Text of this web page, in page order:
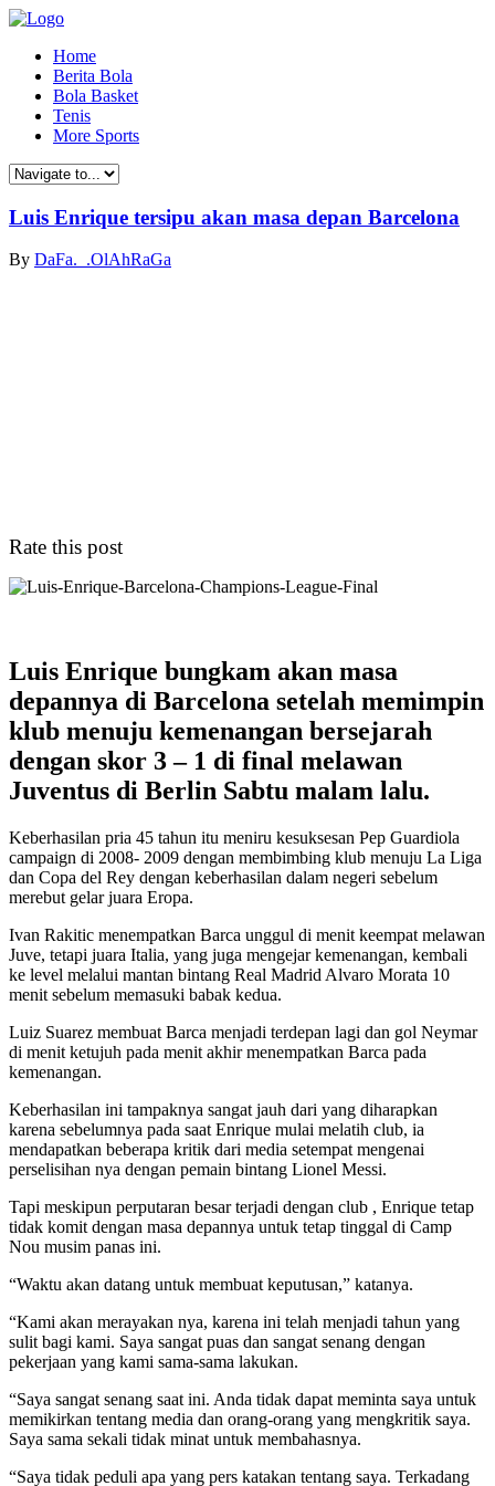
Home
Berita Bola
Bola Basket
Tenis
More Sports
Luis Enrique tersipu akan masa depan Barcelona
By DaFa._.OlAhRaGa
Rate this post
Luis Enrique bungkam akan masa
depannya di Barcelona setelah memimpin
klub menuju kemenangan bersejarah
dengan skor 3 – 1 di final melawan
Juventus di Berlin Sabtu malam lalu.
Keberhasilan pria 45 tahun itu meniru kesuksesan Pep Guardiola
campaign di 2008- 2009 dengan membimbing klub menuju La Liga
dan Copa del Rey dengan keberhasilan dalam negeri sebelum
merebut gelar juara Eropa.
Ivan Rakitic menempatkan Barca unggul di menit keempat melawan
Juve, tetapi juara Italia, yang juga mengejar kemenangan, kembali
ke level melalui mantan bintang Real Madrid Alvaro Morata 10
menit sebelum memasuki babak kedua.
Luiz Suarez membuat Barca menjadi terdepan lagi dan gol Neymar
di menit ketujuh pada menit akhir menempatkan Barca pada
kemenangan.
Keberhasilan ini tampaknya sangat jauh dari yang diharapkan
karena sebelumnya pada saat Enrique mulai melatih club, ia
mendapatkan beberapa kritik dari media setempat mengenai
perselisihan nya dengan pemain bintang Lionel Messi.
Tapi meskipun perputaran besar terjadi dengan club , Enrique tetap
tidak komit dengan masa depannya untuk tetap tinggal di Camp
Nou musim panas ini.
“Waktu akan datang untuk membuat keputusan,” katanya.
“Kami akan merayakan nya, karena ini telah menjadi tahun yang
sulit bagi kami. Saya sangat puas dan sangat senang dengan
pekerjaan yang kami sama-sama lakukan.
“Saya sangat senang saat ini. Anda tidak dapat meminta saya untuk
memikirkan tentang media dan orang-orang yang mengkritik saya.
Saya sama sekali tidak minat untuk membahasnya.
“Saya tidak peduli apa yang pers katakan tentang saya. Terkadang